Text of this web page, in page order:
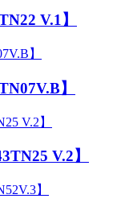
V.1】
】
V.2】